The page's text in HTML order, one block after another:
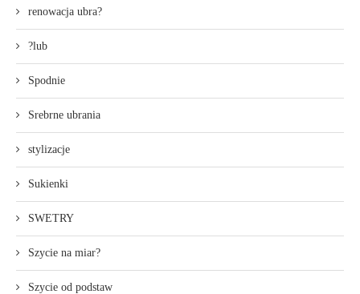
renowacja ubra?
?lub
Spodnie
Srebrne ubrania
stylizacje
Sukienki
SWETRY
Szycie na miar?
Szycie od podstaw